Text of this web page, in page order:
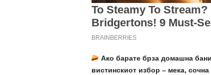
Ако барате брза домашна
вистинскиот избор – мека,